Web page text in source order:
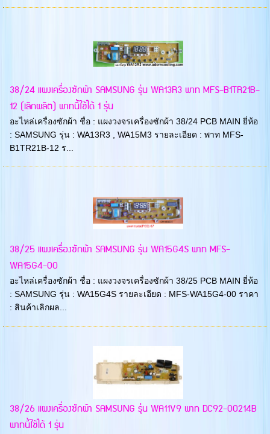
38/24 แผงเครื่องซักผ้า SAMSUNG รุ่น WA13R3 พาท MFS-B1TR21B-
12 (เลิกผลิต) พาทนี้ใช้ได้ 1 รุ่น
อะไหล่เครื่องซักผ้า ชื่อ : แผงวงจรเครื่องซักผ้า 38/24 PCB MAIN ยี่ห้อ
: SAMSUNG รุ่น : WA13R3 , WA15M3 รายละเอียด : พาท MFS-
B1TR21B-12 ร...
38/25 แผงเครื่องซักผ้า SAMSUNG รุ่น WA15G4S พาท MFS-
WA15G4-00
อะไหล่เครื่องซักผ้า ชื่อ : แผงวงจรเครื่องซักผ้า 38/25 PCB MAIN ยี่ห้อ
: SAMSUNG รุ่น : WA15G4S รายละเอียด : MFS-WA15G4-00 ราคา
: สินค้าเลิกผล...
38/26 แผงเครื่องซักผ้า SAMSUNG รุ่น WA11V9 พาท DC92-00214B
พาทนี้ใช้ได้ 1 รุ่น